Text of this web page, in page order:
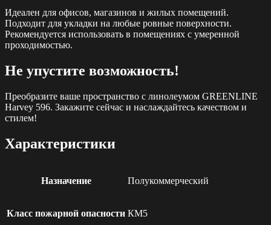
Идеален для офисов, магазинов и жилых помещений.
Подходит для укладки на любые ровные поверхности.
Рекомендуется использовать в помещениях с умеренной
проходимостью.
Не упустите возможность!
Преобразите ваше пространство с линолеумом GREENLINE
Harvey 596. Закажите сейчас и наслаждайтесь качеством и
стилем!
Характеристики
Назначение Полукоммерческий
Класс пожарной опасности КМ5